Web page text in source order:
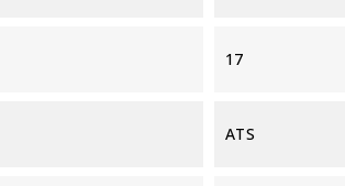
17
ATS